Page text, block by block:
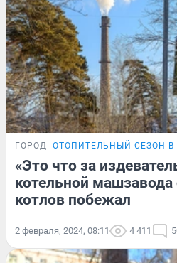
ГОРОД ОТОПИТЕЛЬНЫЙ СЕЗОН В
«Это что за
котельной
котлов побежал
2 февраля, 2024, 08:11 4 411